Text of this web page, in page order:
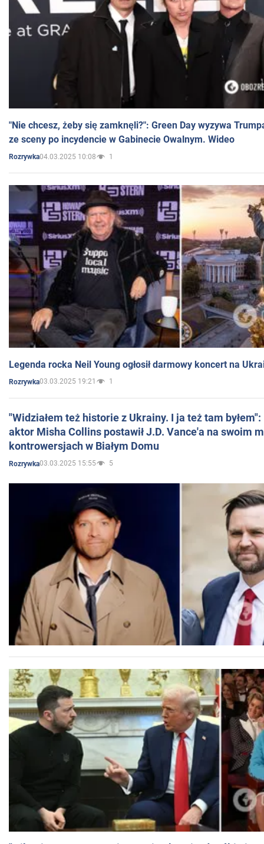
"Nie chcesz, żeby się zamknęli?": Green Day wyzywa
ze sceny po incydencie w Gabinecie Owalnym. Wideo
Rozrywka04.03.2025 10:08 1
Legenda rocka Neil Young ogłosił darmowy koncert na
Rozrywka03.03.2025 19:21 1
"Widziałem też historie z Ukrainy. I ja też tam
aktor Misha Collins postawił J.D. Vance'a na swoim
kontrowersjach w Białym Domu
Rozrywka03.03.2025 15:55 5